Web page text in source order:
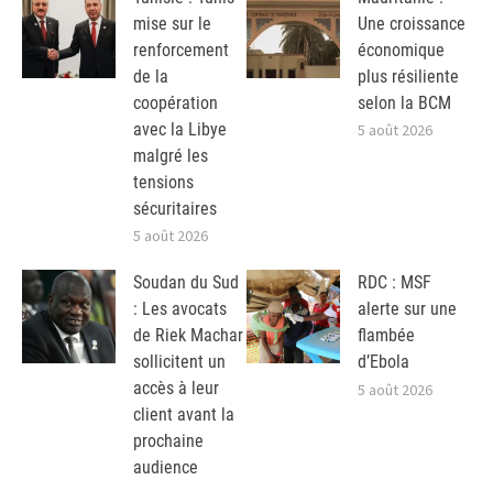
mise sur le
renforcement
de la
coopération
avec la Libye
malgré les
tensions
sécuritaires
5 août 2026
Une croissance
économique
plus résiliente
selon la BCM
5 août 2026
Soudan du Sud
: Les avocats
de Riek Machar
sollicitent un
accès à leur
client avant la
prochaine
audience
RDC : MSF
alerte sur une
flambée
d’Ebola
5 août 2026